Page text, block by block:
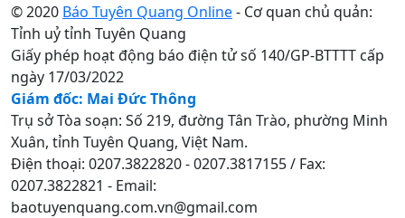
© 2020 Báo Tuyên Quang Online- Cơ quan chủ quản:
Tỉnh uỷ tỉnh Tuyên Quang
Giấy phép hoạt động báo điện tử số 140/GP-BTTTT cấp
ngày 17/03/2022
Giám đốc: Mai Đức Thông
Trụ sở Tòa soạn: Số 219, đường Tân Trào, phường Minh
Xuân, tỉnh Tuyên Quang, Việt Nam.
Điện thoại: 0207.3822820 - 0207.3817155 / Fax:
0207.3822821 - Email:
baotuyenquang.com.vn@gmail.com